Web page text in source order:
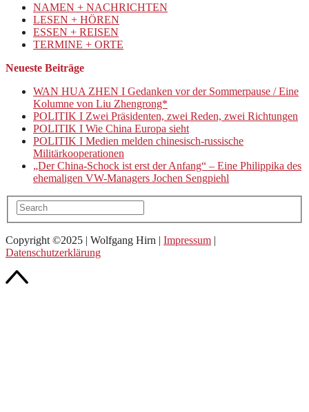
NAMEN + NACHRICHTEN
LESEN + HÖREN
ESSEN + REISEN
TERMINE + ORTE
Neueste Beiträge
WAN HUA ZHEN I Gedanken vor der Sommerpause / Eine
Kolumne von Liu Zhengrong*
POLITIK I Zwei Präsidenten, zwei Reden, zwei Richtungen
POLITIK I Wie China Europa sieht
POLITIK I Medien melden chinesisch-russische
Militärkooperationen
„Der China-Schock ist erst der Anfang“ – Eine Philippika des
ehemaligen VW-Managers Jochen Sengpiehl
Copyright ©2025 | Wolfgang Hirn | Impressum |
Datenschutzerklärung